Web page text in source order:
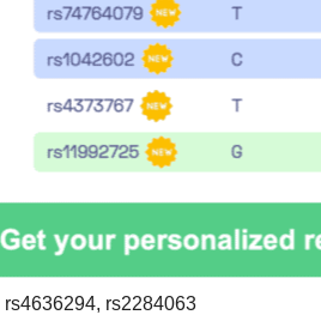
rs4636294, rs2284063